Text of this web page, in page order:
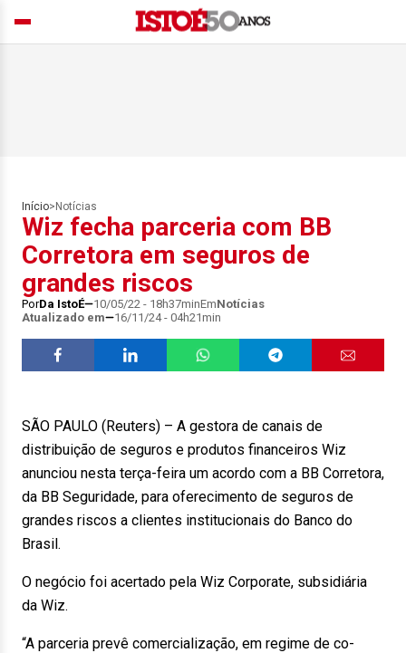
Início> Notícias
Wiz fecha parceria com BB
Corretora em seguros de
grandes riscos
PorDa IstoÉ 10/05/22 - 18h37minEmNotícias
Atualizado em
16/11/24 - 04h21min
SÃO PAULO (Reuters) – A gestora de canais de
distribuição de seguros e produtos financeiros Wiz
anunciou nesta terça-feira um acordo com a BB Corretora,
da BB Seguridade, para oferecimento de seguros de
grandes riscos a clientes institucionais do Banco do
Brasil.
O negócio foi acertado pela Wiz Corporate, subsidiária
da Wiz.
“A parceria prevê comercialização, em regime de co-